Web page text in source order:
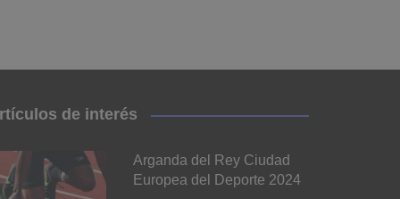
de interés
Arganda del Rey Ciudad
Europea del Deporte 2024